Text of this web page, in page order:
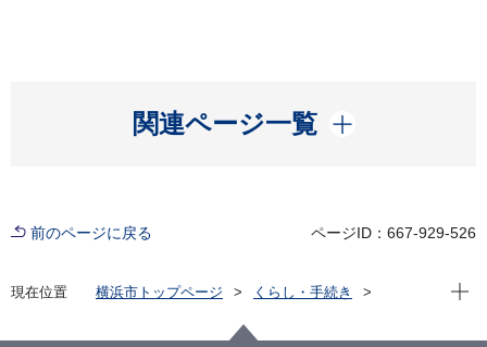
関連ページ一覧
開く
前のページに戻る ページID：667-929-526
現在位置 横浜市トップページ
くらし・手続き
データ・パンフレット・音源
現在